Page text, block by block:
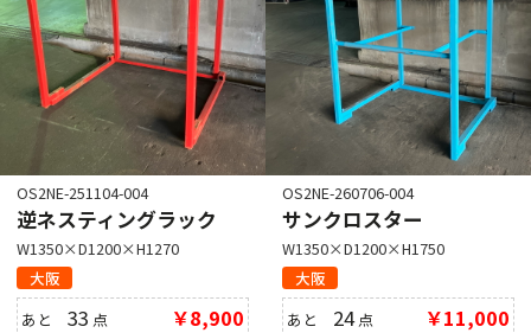
OS2NE-251104-004
逆ネスティングラック
W1350×D1200×H1270
大阪
あと33 点 ￥8,900
OS2NE-260706-004
サンクロスター
W1350×D1200×H1750
大阪
あと 24点 ￥11,000